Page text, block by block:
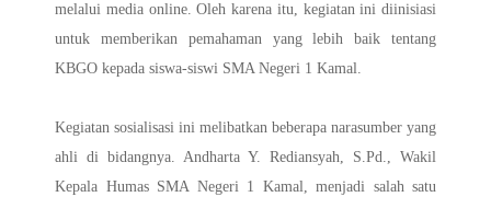
melalui media online. Oleh karena itu, kegiatan ini diinisiasi
untuk memberikan pemahaman yang lebih baik tentang
KBGO kepada siswa-siswi SMA Negeri 1 Kamal.
Kegiatan sosialisasi ini melibatkan beberapa narasumber yang
ahli di bidangnya. Andharta Y. Rediansyah, S.Pd., Wakil
Kepala Humas SMA Negeri 1 Kamal, menjadi salah satu